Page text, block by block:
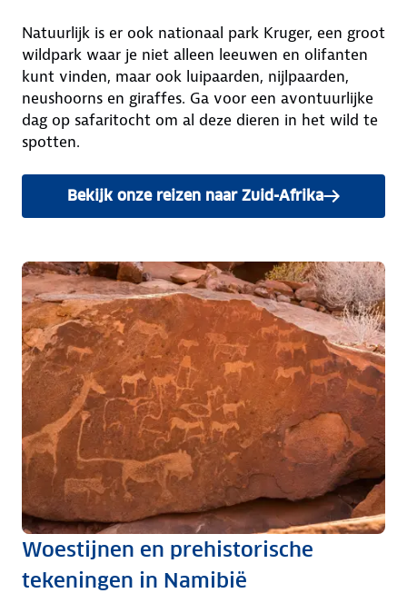
Natuurlijk is er ook nationaal park Kruger, een groot
wildpark waar je niet alleen leeuwen en olifanten
kunt vinden, maar ook luipaarden, nijlpaarden,
neushoorns en giraffes. Ga voor een avontuurlijke
dag op safaritocht om al deze dieren in het wild te
spotten.
Bekijk onze reizen naar Zuid-Afrika
Woestijnen en prehistorische
tekeningen in Namibië